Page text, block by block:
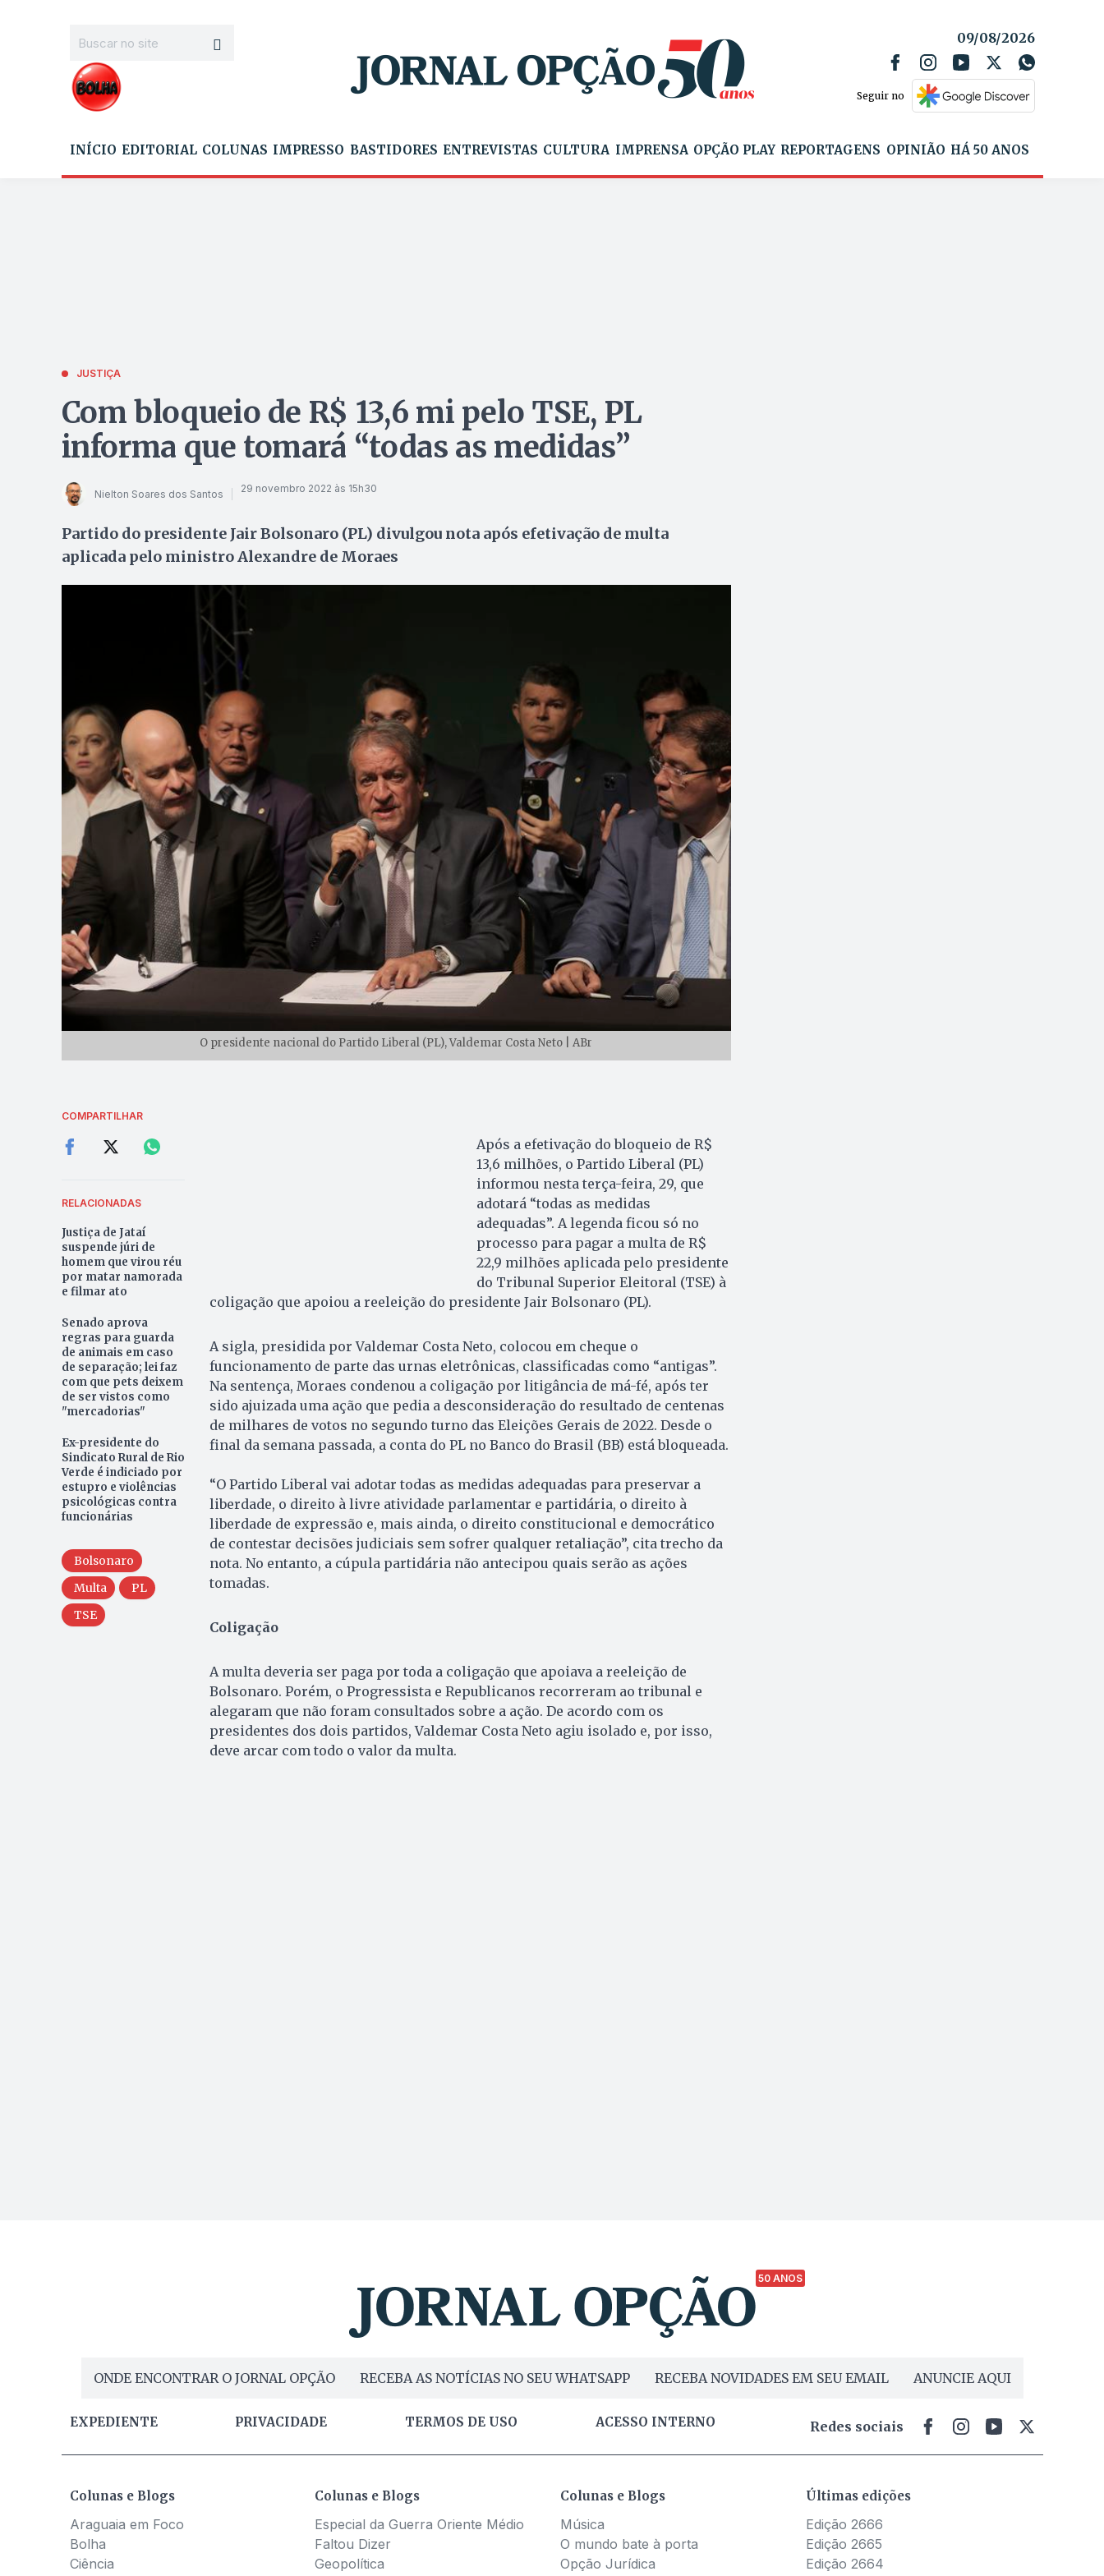
09/08/2026
Seguir no
INÍCIO EDITORIAL COLUNAS IMPRESSO BASTIDORES ENTREVISTAS CULTURA IMPRENSA OPÇÃO PLAY REPORTAGENS OPINIÃO HÁ 50 ANOS
JUSTIÇA
Com bloqueio de R$ 13,6 mi pelo TSE, PL
informa que tomará “todas as medidas”
Nielton Soares dos Santos 29 novembro 2022 às 15h30
Partido do presidente Jair Bolsonaro (PL) divulgou nota após efetivação de multa
aplicada pelo ministro Alexandre de Moraes
O presidente nacional do Partido Liberal (PL), Valdemar Costa Neto | ABr
COMPARTILHAR
RELACIONADAS
Justiça de Jataí
suspende júri de
homem que virou réu
por matar namorada
e filmar ato
Senado aprova
regras para guarda
de animais em caso
de separação; lei faz
com que pets deixem
de ser vistos como
"mercadorias"
Ex-presidente do
Sindicato Rural de Rio
Verde é indiciado por
estupro e violências
psicológicas contra
funcionárias
Bolsonaro
Multa
PL
TSE
Após a efetivação do bloqueio de R$
13,6 milhões, o Partido Liberal (PL)
informou nesta terça-feira, 29, que
adotará “todas as medidas
adequadas”. A legenda ficou só no
processo para pagar a multa de R$
22,9 milhões aplicada pelo presidente
do Tribunal Superior Eleitoral (TSE) à
coligação que apoiou a reeleição do presidente Jair Bolsonaro (PL).
A sigla, presidida por Valdemar Costa Neto, colocou em cheque o
funcionamento de parte das urnas eletrônicas, classificadas como “antigas”.
Na sentença, Moraes condenou a coligação por litigância de má-fé, após ter
sido ajuizada uma ação que pedia a desconsideração do resultado de centenas
de milhares de votos no segundo turno das Eleições Gerais de 2022. Desde o
final da semana passada, a conta do PL no Banco do Brasil (BB) está bloqueada.
“O Partido Liberal vai adotar todas as medidas adequadas para preservar a
liberdade, o direito à livre atividade parlamentar e partidária, o direito à
liberdade de expressão e, mais ainda, o direito constitucional e democrático
de contestar decisões judiciais sem sofrer qualquer retaliação”, cita trecho da
nota. No entanto, a cúpula partidária não antecipou quais serão as ações
tomadas.
Coligação
A multa deveria ser paga por toda a coligação que apoiava a reeleição de
Bolsonaro. Porém, o Progressista e Republicanos recorreram ao tribunal e
alegaram que não foram consultados sobre a ação. De acordo com os
presidentes dos dois partidos, Valdemar Costa Neto agiu isolado e, por isso,
deve arcar com todo o valor da multa.
50 ANOS
ONDE ENCONTRAR O JORNAL OPÇÃO RECEBA AS NOTÍCIAS NO SEU WHATSAPP RECEBA NOVIDADES EM SEU EMAIL ANUNCIE AQUI
EXPEDIENTE PRIVACIDADE TERMOS DE USO ACESSO INTERNO Redes sociais
Colunas e Blogs
Araguaia em Foco
Bolha
Ciência
Colunas e Blogs
Especial da Guerra Oriente Médio
Faltou Dizer
Geopolítica
Colunas e Blogs
Música
O mundo bate à porta
Opção Jurídica
Últimas edições
Edição 2666
Edição 2665
Edição 2664